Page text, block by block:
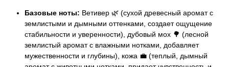
Базовые ноты: Ветивер 🌿 (сухой древесный аромат с
землистыми и дымными оттенками, создает ощущение
стабильности и уверенности), дубовый мох 🌳 (лесной
землистый аромат с влажными нотками, добавляет
мужественности и глубины), кожа 💼 (теплый, дымный